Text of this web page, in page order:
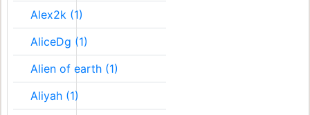
Alex2k (1)
AliceDg (1)
Alien of earth (1)
Aliyah (1)